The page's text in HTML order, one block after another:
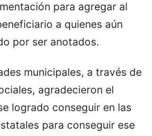
para agregar al
a quienes aún
por ser anotados.
municipales, a través de
agradecieron el
logrado conseguir en las
para conseguir ese